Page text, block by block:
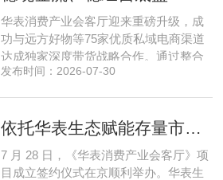
式，全方位拆解新疆优质驼奶
华表消费产业会客厅迎来重磅升级，成
功与远方好物等75家优质私域电商渠道
达成独家深度带货战略合作。通过整合
全网顶尖私域资源，项目搭建起全国性
矩阵，核心竞争力与行业影响力实现跨
实体经济长效发展注入全新动能
发布时间：2026-07-30
依托华表生态赋能存量市场《华表消费产业会客厅》项目签约落地
7 月 28 日，《华表消费产业会客厅》项
目成立签约仪式在京顺利举办。华表生